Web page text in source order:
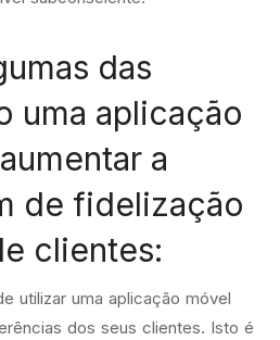
das
uma aplicação
a
de fidelização
clientes:
utilizar uma aplicação móvel
dos seus clientes. Isto é